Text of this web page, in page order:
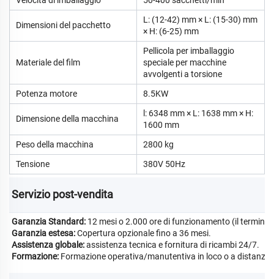
Dimensioni del pacchetto
L: (12-42) mm × L: (15-30) mm
× H: (6-25) mm
Materiale del film
Pellicola per imballaggio
speciale per macchine
avvolgenti a torsione
Potenza motore
8.5KW
Dimensione della macchina
l: 6348 mm × L: 1638 mm × H:
1600 mm
Peso della macchina
2800 kg
Tensione
380V 50Hz
Servizio post-vendita
Garanzia Standard: 12 mesi o 2.000 ore di funzionamento (il termine
Garanzia estesa:Copertura opzionale fino a 36 mesi.
Assistenza globale:assistenza tecnica e fornitura di ricambi 24/7.
Formazione: Formazione operativa/manutentiva in loco o a distanza.